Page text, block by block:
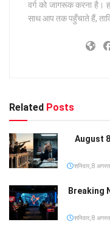
वर्ग को जागरूक करना है।
साथ आप तक पहुँचाते हैं,
Related Posts
August 8
शनिवार, 8
Breaking
शनिवार, 8